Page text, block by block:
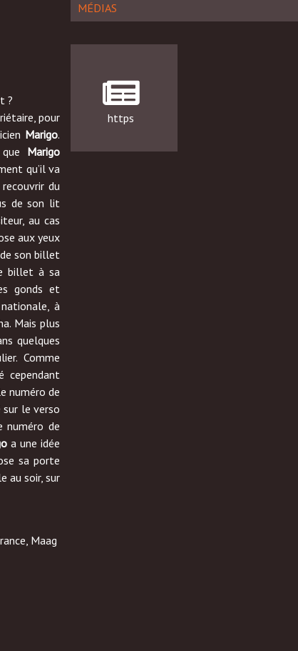
?
pour
Marigo.
Marigo
qu’il va
du
de son lit
au cas
aux yeux
son billet
billet à sa
gonds et
à
Mais plus
quelques
Comme
cependant
numéro de
le verso
de
a une idée
sa porte
au soir, sur
Maag
MÉDIAS
https